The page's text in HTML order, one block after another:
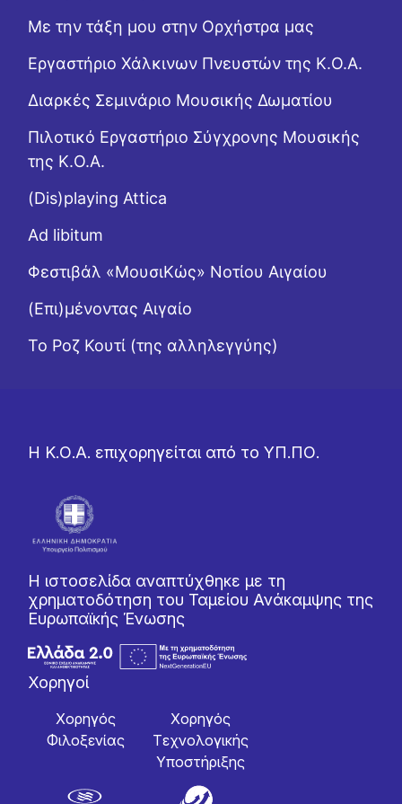
Με την τάξη μου στην Ορχήστρα μας
Εργαστήριo Χάλκινων Πνευστών της Κ.Ο.Α.
Διαρκές Σεμινάριο Μουσικής Δωματίου
Πιλοτικό Εργαστήριο Σύγχρονης Μουσικής
της Κ.Ο.Α.
(Dis)playing Attica
Ad libitum
Φεστιβάλ «ΜουσιΚώς» Νοτίου Αιγαίου
(Επι)μένοντας Αιγαίο
Το Ροζ Κουτί (της αλληλεγγύης)
Η Κ.Ο.Α. επιχορηγείται από το ΥΠ.ΠΟ.
Η ιστοσελίδα αναπτύχθηκε με τη
χρηματοδότηση του Ταμείου Ανάκαμψης της
Ευρωπαϊκής Ένωσης
Χορηγοί
Χορηγός
Φιλοξενίας
Χορηγός
Tεχνολογικής
Yποστήριξης